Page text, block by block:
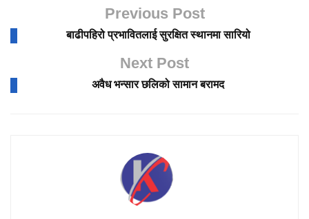
Previous Post
बाढीपहिरो प्रभावितलाई सुरक्षित स्थानमा सारियो
Next Post
अवैध भन्सार छलिको सामान बरामद